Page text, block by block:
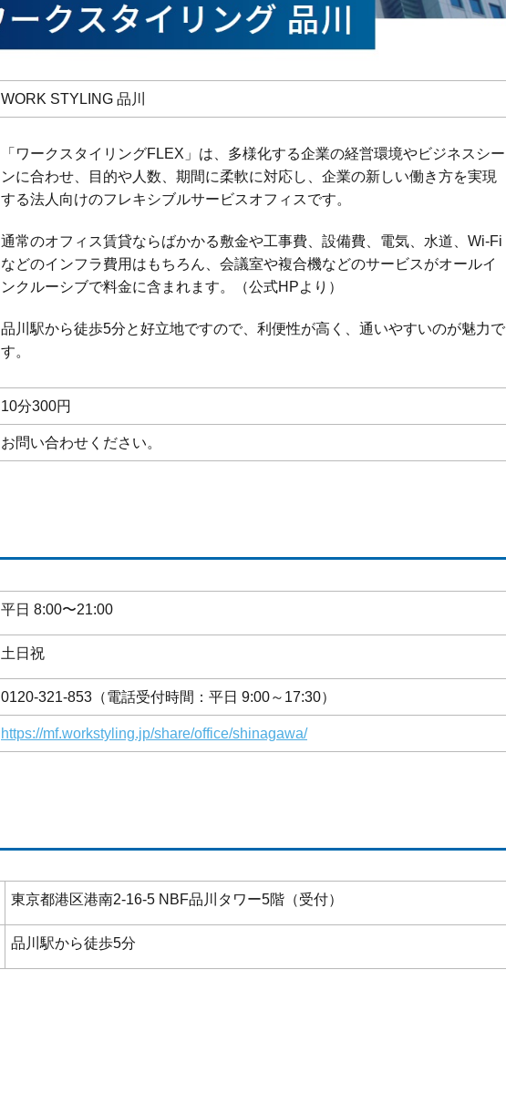
WORK STYLING 品川
「ワークスタイリングFLEX」は、多様化する企業の経営環境やビジネスシー
ンに合わせ、目的や人数、期間に柔軟に対応し、企業の新しい働き方を実現
する法人向けのフレキシブルサービスオフィスです。
通常のオフィス賃貸ならばかかる敷金や工事費、設備費、電気、水道、Wi-Fi
などのインフラ費用はもちろん、会議室や複合機などのサービスがオールイ
ンクルーシブで料金に含まれます。（公式HPより）
品川駅から徒歩5分と好立地ですので、利便性が高く、通いやすいのが魅力で
す。
10分300円
お問い合わせください。
平日 8:00〜21:00
土日祝
0120-321-853（電話受付時間：平日 9:00～17:30）
https://mf.workstyling.jp/share/office/shinagawa/
東京都港区港南2-16-5 NBF品川タワー5階（受付）
品川駅から徒歩5分